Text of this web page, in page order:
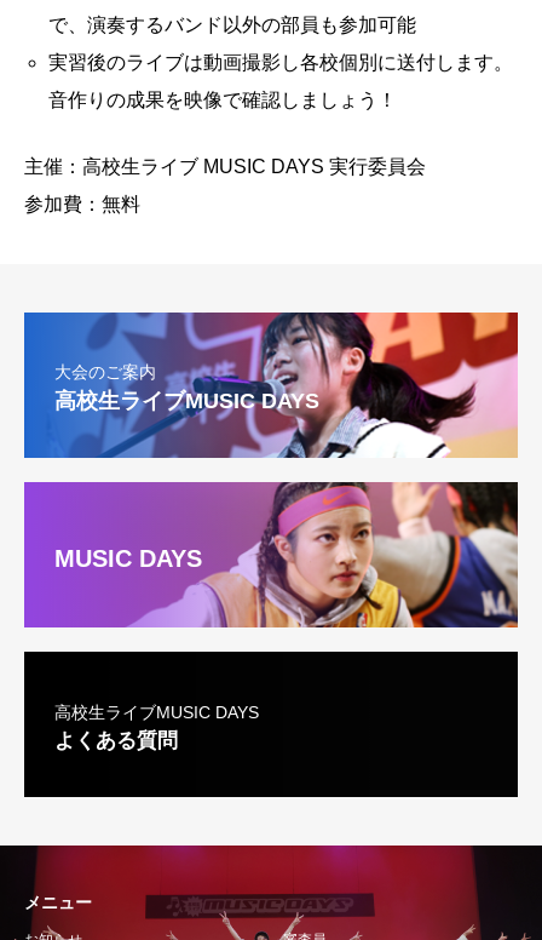
で、演奏するバンド以外の部員も参加可能
実習後のライブは動画撮影し各校個別に送付します。
音作りの成果を映像で確認しましょう！
主催：高校生ライブ MUSIC DAYS 実行委員会
参加費：無料
大会のご案内
高校生ライブMUSIC DAYS
MUSIC DAYS
高校生ライブMUSIC DAYS
よくある質問
メニュー